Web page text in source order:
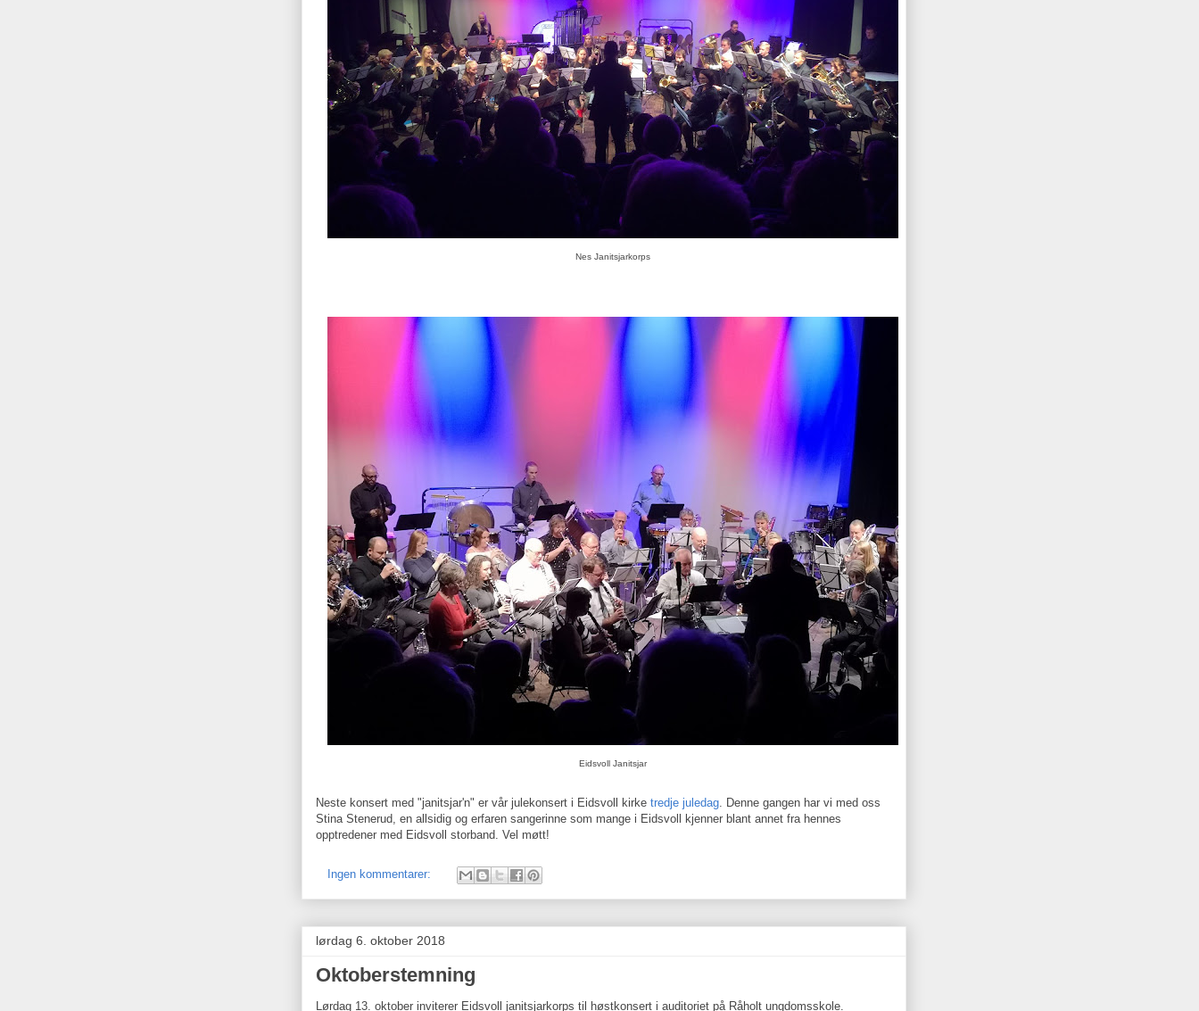
Nes Janitsjarkorps
Eidsvoll Janitsjar
Neste konsert med "janitsjar'n" er vår julekonsert i Eidsvoll kirke tredje juledag. Denne gangen har vi med oss
Stina Stenerud, en allsidig og erfaren sangerinne som mange i Eidsvoll kjenner blant annet fra hennes
opptredener med Eidsvoll storband. Vel møtt!
Ingen kommentarer:
lørdag 6. oktober 2018
Oktoberstemning
Lørdag 13. oktober inviterer Eidsvoll janitsjarkorps til høstkonsert i auditoriet på Råholt ungdomsskole.